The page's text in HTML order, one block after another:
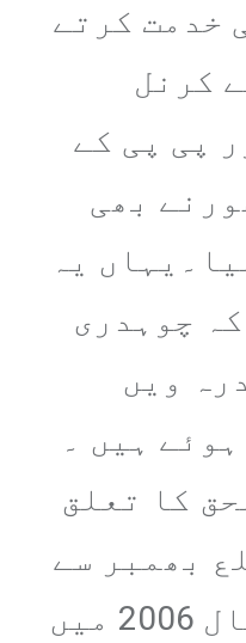
خدمت کرتے
کرنل
پی پی کے
بھی
یہ
چوہدری
ویں
ہیں ۔
کا تعلق
بھمبر سے
ہے ، انور الحق سال 2006 میں